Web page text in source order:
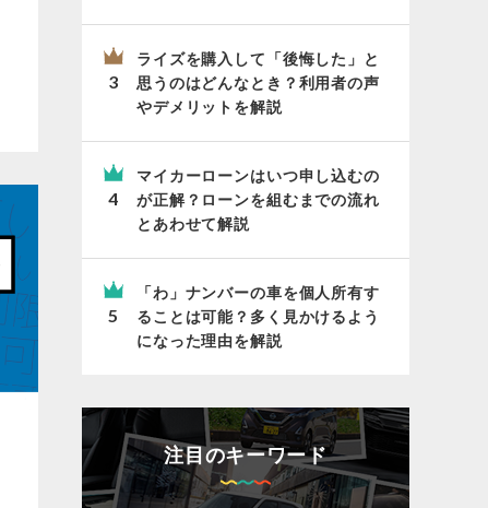
ライズを購入して「後悔した」と
思うのはどんなとき？利用者の声
やデメリットを解説
マイカーローンはいつ申し込むの
が正解？ローンを組むまでの流れ
とあわせて解説
「わ」ナンバーの車を個人所有す
ることは可能？多く見かけるよう
になった理由を解説
注目のキーワード